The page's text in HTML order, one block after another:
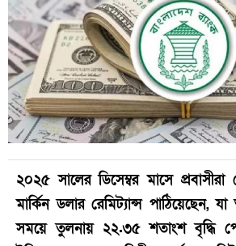
২০২৫ সালের ডিসেম্বর মাসে
মার্কিন ডলার রেমিট্যান্স
সময়ে তুলনায় ২২.৩৫ শতাংশ বৃদ্ধি